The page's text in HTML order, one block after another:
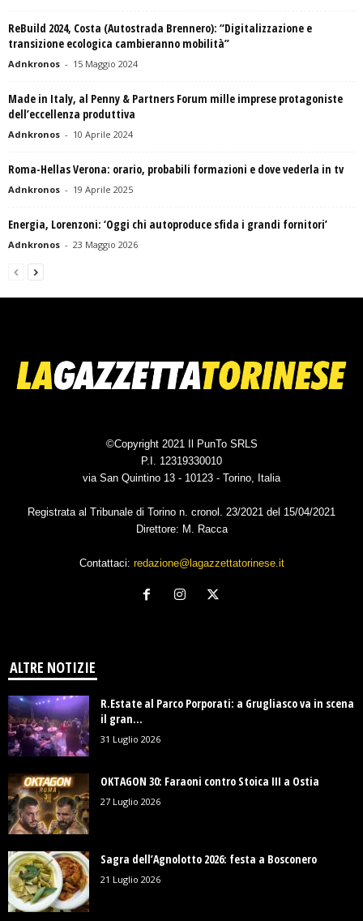
ReBuild 2024, Costa (Autostrada Brennero): “Digitalizzazione e
transizione ecologica cambieranno mobilità”
Adnkronos - 15 Maggio 2024
Made in Italy, al Penny & Partners Forum mille imprese protagoniste
dell’eccellenza produttiva
Adnkronos - 10 Aprile 2024
Roma-Hellas Verona: orario, probabili formazioni e dove vederla in tv
Adnkronos - 19 Aprile 2025
Energia, Lorenzoni: ‘Oggi chi autoproduce sfida i grandi fornitori’
Adnkronos - 23 Maggio 2026
©Copyright 2021 Il PunTo SRLS
P.I. 12319330010
via San Quintino 13 - 10123 - Torino, Italia
Registrata al Tribunale di Torino n. cronol. 23/2021 del 15/04/2021
Direttore: M. Racca
Contattaci: redazione@lagazzettatorinese.it
ALTRE NOTIZIE
R.Estate al Parco Porporati: a Grugliasco va in scena
il gran...
31 Luglio 2026
OKTAGON 30: Faraoni contro Stoica III a Ostia
27 Luglio 2026
Sagra dell’Agnolotto 2026: festa a Bosconero
21 Luglio 2026